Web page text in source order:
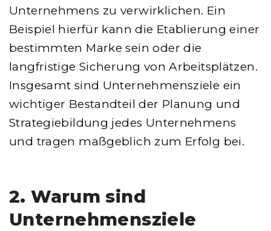
Unternehmens zu verwirklichen. Ein
Beispiel hierfür kann die Etablierung einer
bestimmten Marke sein oder die
langfristige Sicherung von Arbeitsplätzen.
Insgesamt sind Unternehmensziele ein
wichtiger Bestandteil der Planung und
Strategiebildung jedes Unternehmens
und tragen maßgeblich zum Erfolg bei.
2. Warum sind
Unternehmensziele